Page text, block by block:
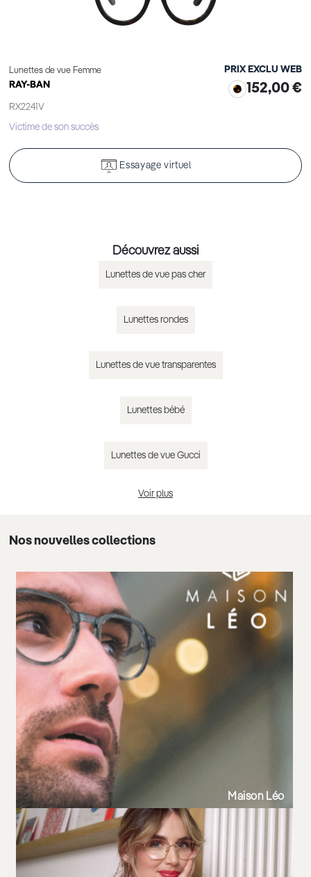
Lunettes de vue Femme
RAY-BAN
RX2241V
PRIX EXCLU WEB
152,00 €
Victime de son succès
Essayage virtuel
Découvrez aussi
Lunettes de vue pas cher
Lunettes rondes
Lunettes de vue transparentes
Lunettes bébé
Lunettes de vue Gucci
Lunettes de vue Chloé
Lunettes de vue Guess
Lunettes de vue femme tendance 2025
Lunettes de vue homme tendance 2025
Lunettes de vue noir
Voir plus
Nos nouvelles collections
Maison Léo